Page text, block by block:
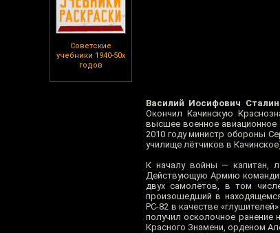
Советские
учебники 1940-50х
годов
Василий Иосифович Сталин
Окончил Качинскую
высшее военное авиационное
2010 году министр обороны
училище лётчиков в
К началу войны — капитан,
Действующую Армию
двух самолётов, в том
произошедший в
РС-82 в качестве
получил осколочное ранение
Красного Знамени, орденом